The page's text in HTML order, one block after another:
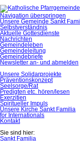
Navigation überspringen
Unsere Gemeinde Sankt
Selbstverständnis
Aktuelle Gottesdienste
Nachrichten
Gemeindeleben
Gemeindeleitung
Gemeindebriefe
Newsletter an- und abmelden
Unsere Solidarprojekte
Präventionskonzept
Seelsorge/Rat
Predigten etc. hören/lesen
Exerzitien
Spiritueller Impuls
Unsere Kirche Sankt Familia
for Internationals
Kontakt
Sie sind hier:
Sankt Familia